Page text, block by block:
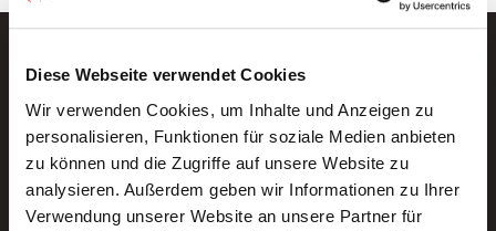
Diese Webseite verwendet Cookies
Wir verwenden Cookies, um Inhalte und Anzeigen zu
personalisieren, Funktionen für soziale Medien anbieten
zu können und die Zugriffe auf unsere Website zu
analysieren. Außerdem geben wir Informationen zu Ihrer
Verwendung unserer Website an unsere Partner für
Neue Stellen per E-Mail.
Ein kostenloser Service von AWO
Jobs.